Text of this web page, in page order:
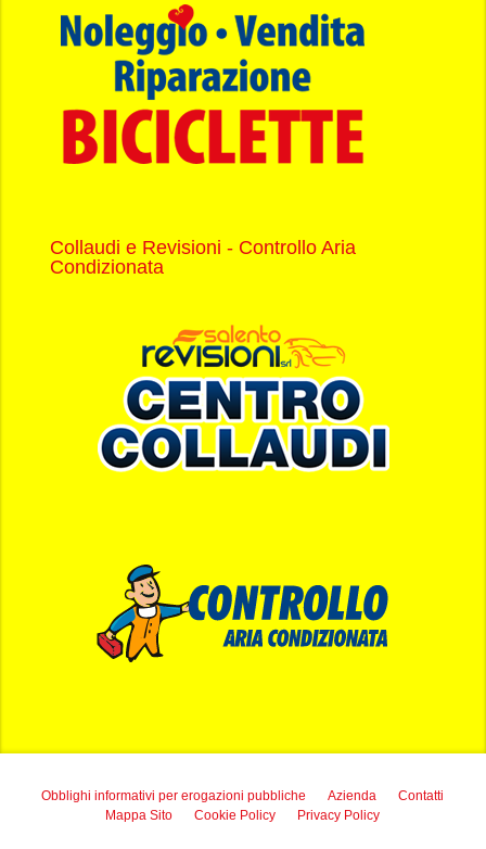
Collaudi e Revisioni - Controllo Aria
Condizionata
Obblighi informativi per erogazioni pubbliche Azienda
Contatti
Mappa Sito
Cookie Policy Privacy Policy